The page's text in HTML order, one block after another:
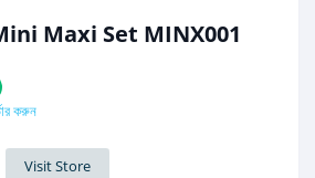
Maxi Set MINX001
করুন
Visit Store